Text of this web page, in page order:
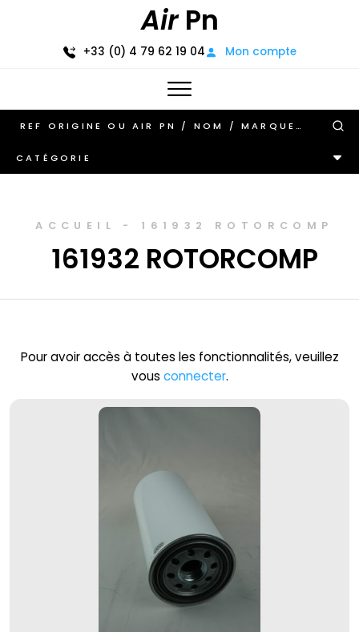
AirPn
+33 (0) 4 79 62 19 04 Mon compte
CATÉGORIE
ACCUEIL - 161932 ROTORCOMP
161932 ROTORCOMP
Pour avoir accès à toutes les fonctionnalités, veuillez
vous connecter.